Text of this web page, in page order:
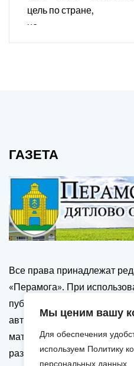
Мы ценим вашу
Для обеспечения
используем Политику
персональных данных
ГАЗЕТА
Все права принадлежат
«Перамога». При
публикаций сайта, ссылка на
автора обязательна.
материалов только с
разрешения редакции.